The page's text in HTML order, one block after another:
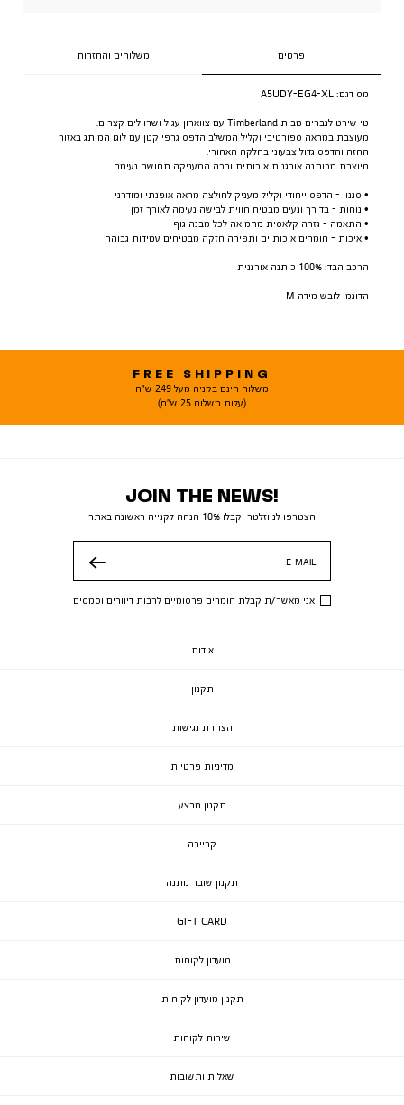
פרטים משלוחים והחזרות
מס דגם: A5UDY-EG4-XL
טי שירט לגברים מבית Timberland עם צווארון עגול ושרוולים קצרים.
מעוצבת במראה ספורטיבי וקליל המשלב הדפס גרפי קטן עם לוגו המותג באזור
החזה והדפס גדול צבעוני בחלקה האחורי.
מיוצרת מכותנה אורגנית איכותית ורכה המעניקה תחושה נעימה.
• סגנון - הדפס ייחודי וקליל מעניק לחולצה מראה אופנתי ומודרני
• נוחות - בד רך ונעים מבטיח חווית לבישה נעימה לאורך זמן
• התאמה - גזרה קלאסית מחמיאה לכל מבנה גוף
• איכות - חומרים איכותיים ותפירה חזקה מבטיחים עמידות גבוהה
הרכב הבד: 100% כותנה אורגנית
הדוגמן לובש מידה M
FREE SHIPPING
משלוח חינם בקניה מעל 249 ש"ח
(עלות משלוח 25 ש"ח)
JOIN THE NEWS!
הצטרפו לניוזלטר וקבלו 10% הנחה לקנייה ראשונה באתר
E-MAIL
אני מאשר/ת קבלת חומרים פרסומיים לרבות דיוורים וסמסים
אודות
תקנון
הצהרת נגישות
מדיניות פרטיות
תקנון מבצע
קריירה
תקנון שובר מתנה
GIFT CARD
מועדון לקוחות
תקנון מועדון לקוחות
שירות לקוחות
שאלות ותשובות